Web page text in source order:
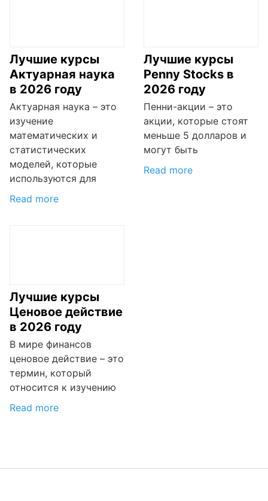
Лучшие курсы
Актуарная наука
в 2026 году
Актуарная наука – это
изучение
математических и
статистических
моделей, которые
используются для
Read more
Лучшие курсы
Penny Stocks в
2026 году
Пенни-акции – это
акции, которые стоят
меньше 5 долларов и
могут быть
Read more
Лучшие курсы
Ценовое действие
в 2026 году
В мире финансов
ценовое действие – это
термин, который
относится к изучению
Read more